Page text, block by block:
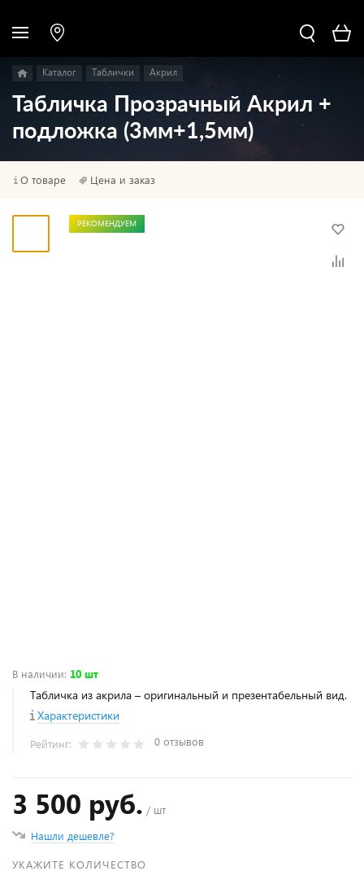
Каталог Таблички Акрил
Табличка Прозрачный Акрил +
подложка (3мм+1,5мм)
О товаре Цена и заказ
РЕКОМЕНДУЕМ
В наличии: 10 шт
Табличка из акрила – оригинальный и презентабельный вид.
Характеристики
Рейтинг: 0 отзывов
3 500 руб. / шт
Нашли дешевле?
УКАЖИТЕ КОЛИЧЕСТВО